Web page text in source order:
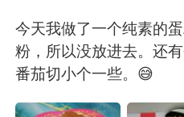
日本語 한국
今天我做了一个纯素的
粉，所以没放进去。还
番茄切小个一些。😅